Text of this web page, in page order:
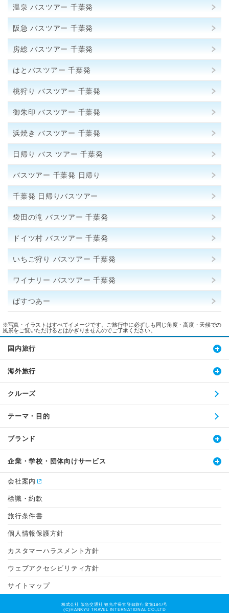
温泉 バスツアー 千葉発
阪急 バスツアー 千葉発
房総 バスツアー 千葉発
はとバスツアー 千葉発
桃狩り バスツアー 千葉発
御朱印 バスツアー 千葉発
浜焼き バスツアー 千葉発
日帰り バス ツアー 千葉発
バスツアー 千葉発 日帰り
千葉発 日帰りバスツアー
袋田の滝 バスツアー 千葉発
ドイツ村 バスツアー 千葉発
いちご狩り バスツアー 千葉発
ワイナリー バスツアー 千葉発
ばすつあー
※写真・イラストはすべてイメージです。ご旅行中に必ずしも同じ角度・高度・天候での
風景をご覧いただけるとはかぎりませんのでご了承ください。
国内旅行
海外旅行
クルーズ
テーマ・目的
ブランド
企業・学校・団体向けサービス
会社案内
標識・約款
旅行条件書
個人情報保護方針
カスタマーハラスメント方針
ウェブアクセシビリティ方針
サイトマップ
株式会社 阪急交通社 観光庁長官登録旅行業第1847号
(C)HANKYU TRAVEL INTERNATIONAL CO.,LTD